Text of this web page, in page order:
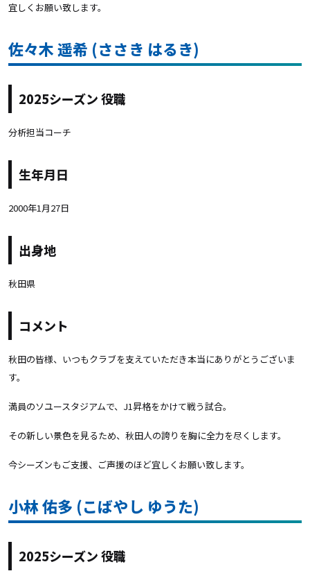
宜しくお願い致します。
佐々木 遥希 (ささき はるき)
2025シーズン 役職
分析担当コーチ
生年月日
2000年1月27日
出身地
秋田県
コメント
秋田の皆様、いつもクラブを支えていただき本当にありがとうございま
す。
満員のソユースタジアムで、J1昇格をかけて戦う試合。
その新しい景色を見るため、秋田人の誇りを胸に全力を尽くします。
今シーズンもご支援、ご声援のほど宜しくお願い致します。
小林 佑多 (こばやし ゆうた)
2025シーズン 役職